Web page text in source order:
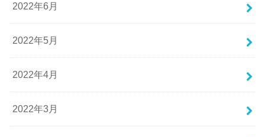
2022年6月
2022年5月
2022年4月
2022年3月